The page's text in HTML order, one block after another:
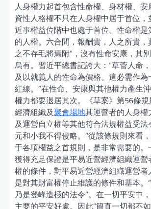
人身權力起首包含性命權、身材權、
資性人格權不只在人身權中居于首位
近事權益位階中也處于首位。性命權是
的人權。六合間，報酬貴，人之所貴，
之不存毛將焉附”，沒有性命安康，其
烏有。習近平總書記誇大：“草菅人命
及以就義人的性命為價格。這必需作為
紅線。”在性命、安康與其他權力產生
權力都要退居其次。《草案》第56條
經濟組織及聚會場地其運營者的人身
及運營自立權等其他符合法規權益受
元和小我不得侵略。”從該條規則來看
于各項權益之首規則，是非常需要的
獲得充足保證是平易近營經濟組織運營
權的條件，對平易近營經濟組織運營
是對其財富權停止維護的條件和基本。
乃是登峰造極的法令”。在一切平安中
主要的平安好處。因此“簡直一切都不